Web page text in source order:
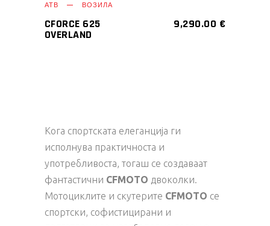
АТВ ВОЗИЛА
CFORCE 625
OVERLAND
9,290.00 €
Кога спортската елеганција ги
исполнува практичноста и
употребливоста, тогаш се создаваат
фантастични CFMOTO двоколки.
Мотоциклите и скутерите CFMOTO се
спортски, софистицирани и